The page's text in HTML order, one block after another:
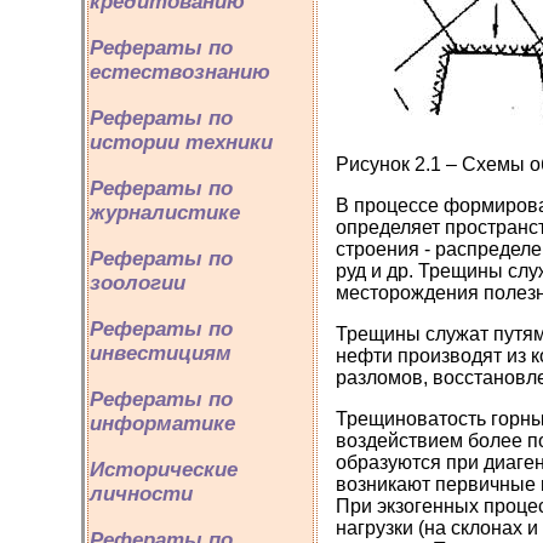
Рефераты по
естествознанию
Рефераты по
истории техники
Рефераты по
журналистике
Рефераты по
зоологии
Рефераты по
инвестициям
Рефераты по
информатике
Исторические
личности
Рисунок 2.1 – Схемы
В процессе
определяет
строения -
руд и др. Трещины
месторождения
Трещины служат
нефти производят из
разломов,
Трещиноватость
воздействием более
образуются при
возникают
При экзогенных
нагрузки (на